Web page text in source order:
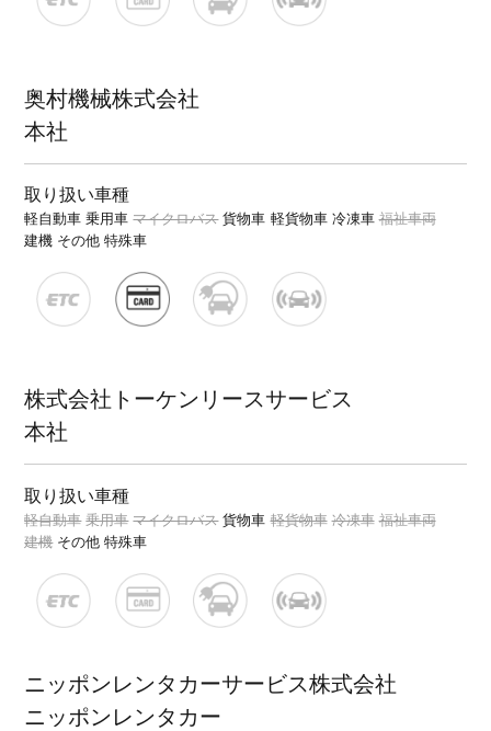
奥村機械株式会社
本社
取り扱い車種
軽自動車 乗用車 マイクロバス 貨物車 軽貨物車 冷凍車 福祉車両
建機 その他 特殊車
株式会社トーケンリースサービス
本社
取り扱い車種
軽自動車 乗用車 マイクロバス 貨物車 軽貨物車 冷凍車 福祉車両
建機 その他 特殊車
ニッポンレンタカーサービス株式会社
ニッポンレンタカー